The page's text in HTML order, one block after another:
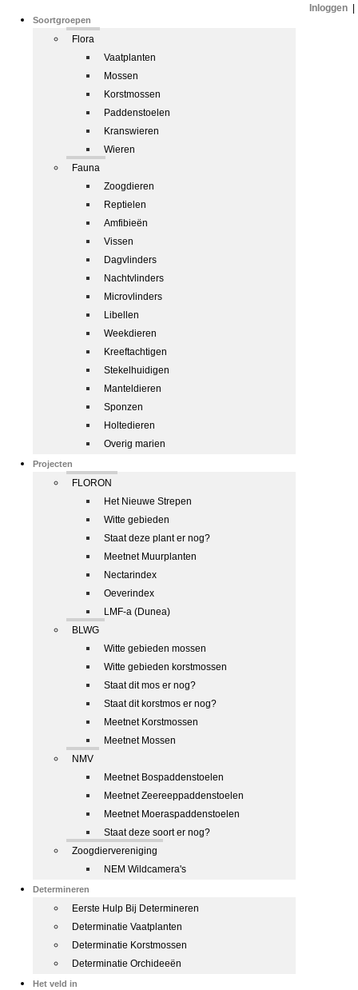
Soortgroepen
Flora
Vaatplanten
Mossen
Korstmossen
Paddenstoelen
Kranswieren
Wieren
Fauna
Zoogdieren
Reptielen
Amfibieën
Vissen
Dagvlinders
Nachtvlinders
Microvlinders
Libellen
Weekdieren
Kreeftachtigen
Stekelhuidigen
Manteldieren
Sponzen
Holtedieren
Overig marien
Projecten
FLORON
Het Nieuwe Strepen
Witte gebieden
Staat deze plant er nog?
Meetnet Muurplanten
Nectarindex
Oeverindex
LMF-a (Dunea)
BLWG
Witte gebieden mossen
Witte gebieden korstmossen
Staat dit mos er nog?
Staat dit korstmos er nog?
Meetnet Korstmossen
Meetnet Mossen
NMV
Meetnet Bospaddenstoelen
Meetnet Zeereeppaddenstoelen
Meetnet Moeraspaddenstoelen
Staat deze soort er nog?
Zoogdiervereniging
NEM Wildcamera's
Determineren
Eerste Hulp Bij Determineren
Determinatie Vaatplanten
Determinatie Korstmossen
Determinatie Orchideeën
Het veld in
Inloggen